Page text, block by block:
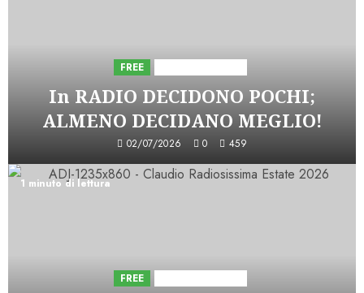
FREE
In RADIO DECIDONO POCHI;
ALMENO DECIDANO MEGLIO!
02/07/2026 0 459
1 minuto di lettura
FREE